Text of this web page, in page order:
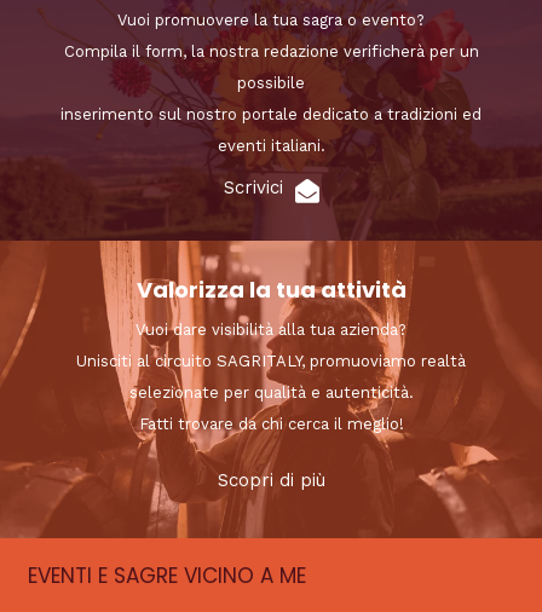
Vuoi promuovere la tua sagra o evento?
Compila il form, la nostra redazione verificherà per un
possibile
inserimento sul nostro portale dedicato a tradizioni ed
eventi italiani.
Scrivici
Valorizza la tua attività
Vuoi dare visibilità alla tua azienda?
Unisciti al circuito SAGRITALY, promuoviamo realtà
selezionate per qualità e autenticità.
Fatti trovare da chi cerca il meglio!
Scopri di più
EVENTI E SAGRE VICINO A ME